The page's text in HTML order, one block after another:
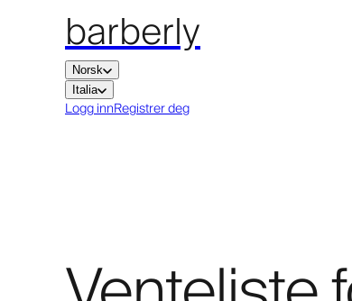
barberly
Norsk
Italia
Logg innRegistrer deg